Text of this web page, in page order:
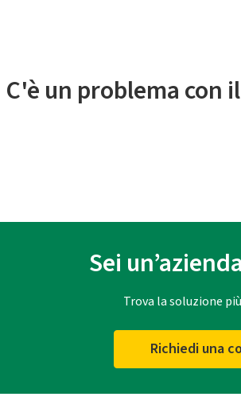
C'è un problema con
Sei
Trova la soluzione
Richiedi una